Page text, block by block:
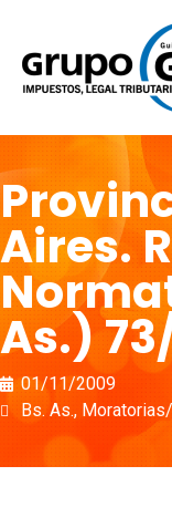
Aires.
As.)
01/11/2009
Bs. As.,